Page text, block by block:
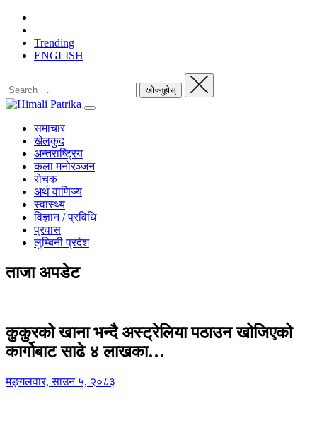
Trending
ENGLISH
समाचार
खेलकुद
अन्तराष्ट्रिय
कला मनोरञ्जन
रोचक
अर्थ वाणिज्य
स्वास्थ्य
विज्ञान / प्रविधि
प्रवास
लुम्बिनी प्रदेश
ताजा अपडेट
कुकुरको खाना भन्दै अस्ट्रेलिया पठाउन खोजिएको
कार्गोबाट साढे ४ लाखका…
मङ्गलवार, साउन ५, २०८३